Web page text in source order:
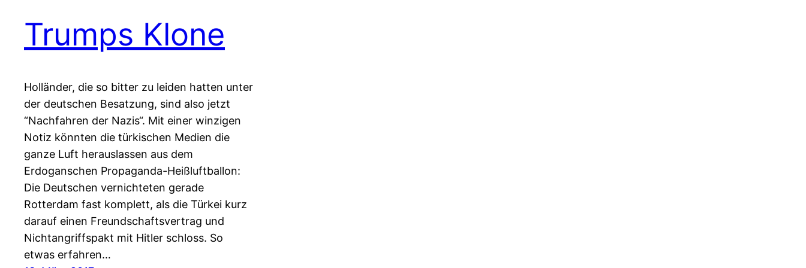
Trumps Klone
Holländer, die so bitter zu leiden hatten unter
der deutschen Besatzung, sind also jetzt
“Nachfahren der Nazis“. Mit einer winzigen
Notiz könnten die türkischen Medien die
ganze Luft herauslassen aus dem
Erdoganschen Propaganda-Heißluftballon:
Die Deutschen vernichteten gerade
Rotterdam fast komplett, als die Türkei kurz
darauf einen Freundschaftsvertrag und
Nichtangriffspakt mit Hitler schloss. So
etwas erfahren…